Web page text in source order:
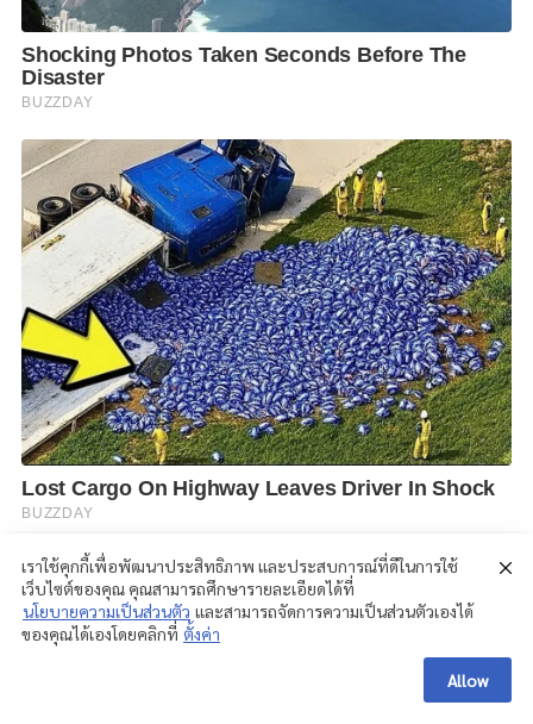
เราใช้คุกกี้เพื่อพัฒนาประสิทธิภาพ และประสบการณ์ที่ดีในการใช้
เว็บไซต์ของคุณ คุณสามารถศึกษารายละเอียดได้ที่
นโยบายความเป็นส่วนตัว และสามารถจัดการความเป็นส่วนตัวเองได้
ของคุณได้เองโดยคลิกที่ ตั้งค่า
Allow